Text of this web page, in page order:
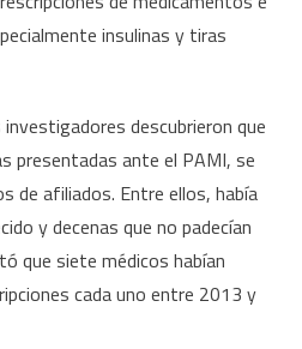
insulinas y tiras
descubrieron que
presentadas ante el PAMI, se
de afiliados. Entre ellos, había
y decenas que no padecían
que siete médicos habían
cada uno entre 2013 y